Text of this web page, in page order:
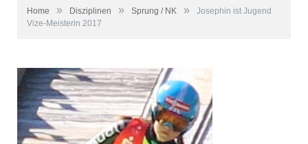
Home » Disziplinen » Sprung / NK »
Josephin ist Jugend
Vize-Meisterin 2017